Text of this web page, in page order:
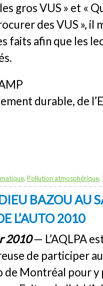
gros VUS » et «
des VUS », il
faits afin que les
durable, de
, Pollution atmosphérique,
BAZOU AU
L’AUTO 2010
2010— L’AQLPA
de participer
de Montréal pour